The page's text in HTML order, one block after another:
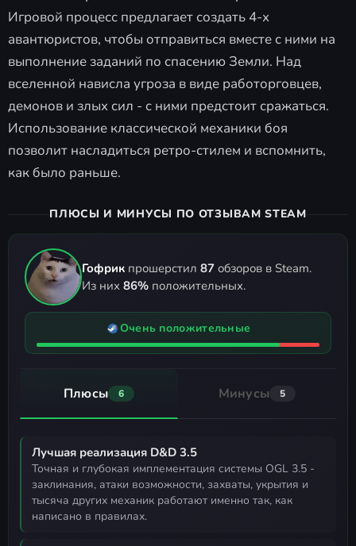
Игровой процесс предлагает создать 4-х
авантюристов, чтобы отправиться вместе с ними на
выполнение заданий по спасению Земли. Над
вселенной нависла угроза в виде работорговцев,
демонов и злых сил - с ними предстоит сражаться.
Использование классической механики боя
позволит насладиться ретро-стилем и вспомнить,
как было раньше.
ПЛЮСЫ И МИНУСЫ ПО ОТЗЫВАМ STEAM
Гофрик прошерстил 87 обзоров в Steam.
Из них 86% положительных.
Очень положительные
Плюсы 6 Минусы 5
Лучшая реализация D&D 3.5
точная и глубокая имплементация системы OGL 3.5 -
заклинания, атаки возможности, захваты, укрытия и
тысяча других механик работают именно так, как
написано в правилах.